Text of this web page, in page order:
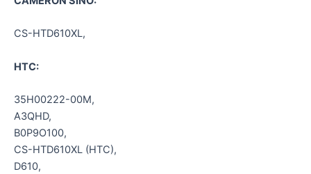
CS-HTD610XL,
HTC:
35H00222-00M,
A3QHD,
B0P9O100,
CS-HTD610XL (HTC),
D610,